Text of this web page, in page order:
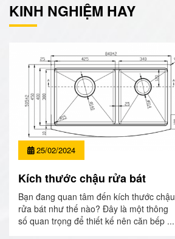
KINH NGHIỆM HAY
25/02/2024
Kích thước chậu rửa bát
Bạn đang quan tâm đến kích thước chậu
rửa bát như thế nào? Đây là một thông
số quan trọng để thiết kế nên căn bếp ...